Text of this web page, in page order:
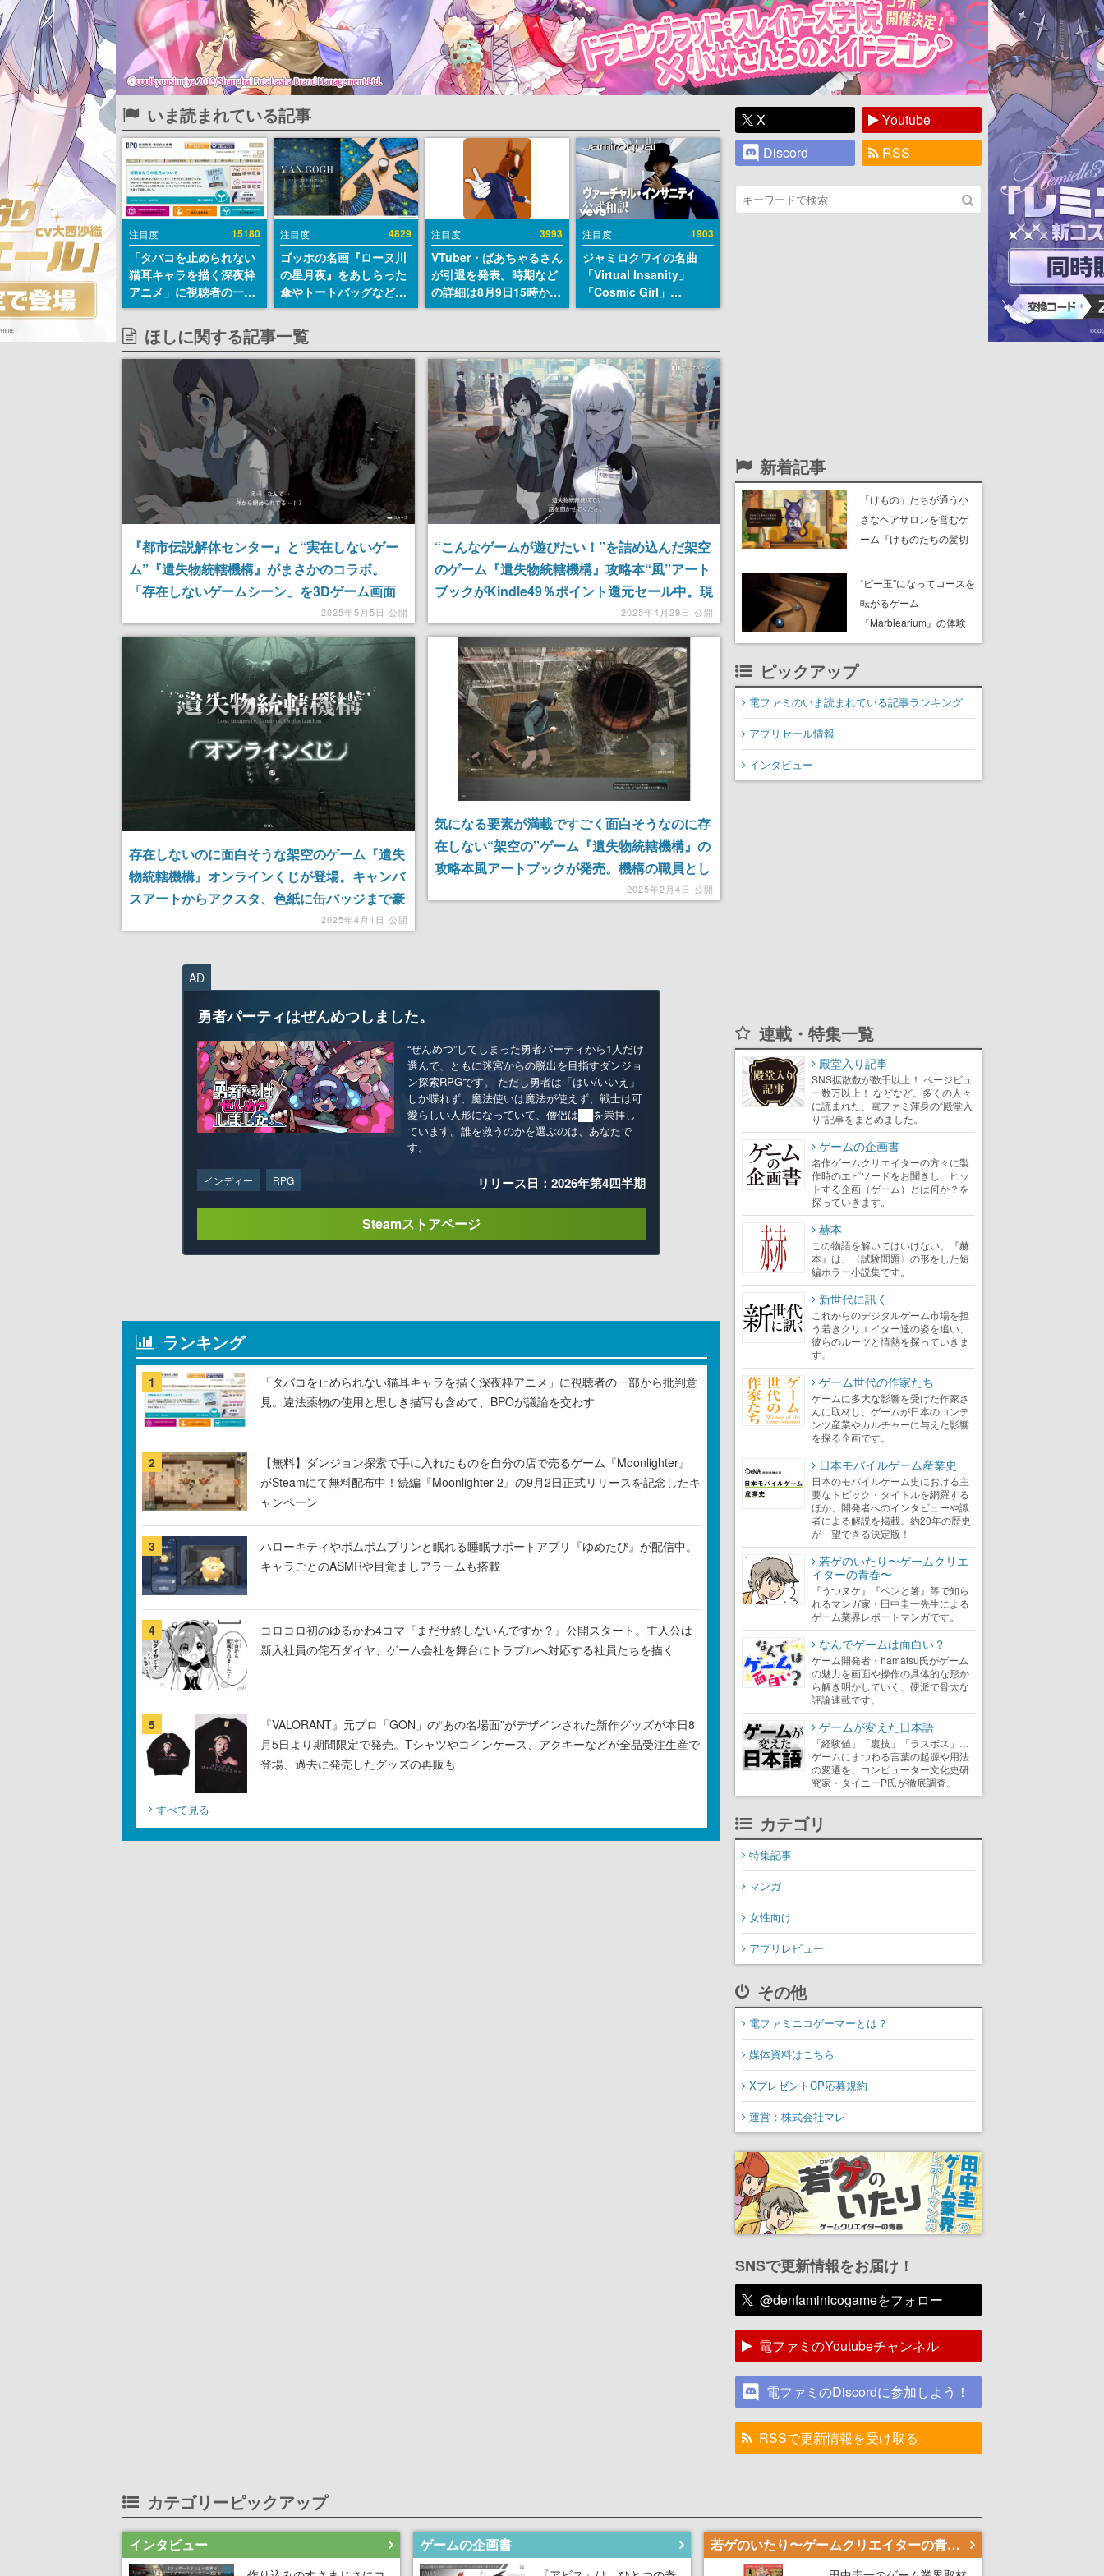
いま読まれている記事
注目度 15180
「タバコを止められない
猫耳キャラを描く深夜枠
アニメ」に視聴者の一部
から批判意見。違法薬物
の使用と思しき描写も含
めて、BPOが議論を交わ
す
注目度 4829
ゴッホの名画『ローヌ川
の星月夜』をあしらった
傘やトートバッグなどが
登場。8月7日21時より2
日間限定で予約販売
注目度 3993
VTuber・ばあちゃるさん
が引退を発表。時期など
の詳細は8月9日15時から
の配信で説明
注目度 1903
ジャミロクワイの名曲
「Virtual Insanity」
「Cosmic Girl」
「Canned Heat」公式日
SONIC 2026」での9年ぶ
りとなる日本公演を記念
して
ほしに関する記事一覧
『都市伝説解体センター』と“実在しないゲー
ム”『遺失物統轄機構』がまさかのコラボ。
「存在しないゲームシーン」を3Dゲーム画面
2025年5月5日 公開
“こんなゲームが遊びたい！”を詰め込んだ架空
のゲーム『遺失物統轄機構』攻略本“風”アート
ブックがKindle49％ポイント還元セール中。現
代の都市を舞台に、「遺失物」とよばれる怪異
と戦うRPG（という妄想）
2025年4月29日 公開
存在しないのに面白そうな架空のゲーム『遺失
物統轄機構』オンラインくじが登場。キャンバ
スアートからアクスタ、色紙に缶バッジまで豪
華ビジュアルを活用した商品が多数。あと足り
2025年4月1日 公開
気になる要素が満載ですごく面白そうなのに存
在しない“架空の”ゲーム『遺失物統轄機構』の
攻略本風アートブックが発売。機構の職員とし
てとある高校に潜入し、“遺失物”と呼ばれる怪
2025年2月4日 公開
AD
勇者パーティはぜんめつしました。
“ぜんめつ”してしまった勇者パーティから1人だけ
選んで、ともに迷宮からの脱出を目指すダンジョ
ン探索RPGです。 ただし勇者は「はい/いいえ」
しか喋れず、魔法使いは魔法が使えず、戦士は可
愛らしい人形になっていて、僧侶は██を崇拝し
ています。誰を救うのかを選ぶのは、あなたで
す。
インディー RPG リリース日：2026年第4四半期
Steamストアページ
ランキング
1
「タバコを止められない猫耳キャラを描く深夜枠アニメ」に視聴者の一部から批判意
見。違法薬物の使用と思しき描写も含めて、BPOが議論を交わす
2
【無料】ダンジョン探索で手に入れたものを自分の店で売るゲーム『Moonlighter』
がSteamにて無料配布中！続編『Moonlighter 2』の9月2日正式リリースを記念したキ
ャンペーン
3
ハローキティやポムポムプリンと眠れる睡眠サポートアプリ『ゆめたび』が配信中。
キャラごとのASMRや目覚ましアラームも搭載
4
コロコロ初のゆるかわ4コマ『まだサ終しないんですか？』公開スタート。主人公は
新入社員の侘石ダイヤ、ゲーム会社を舞台にトラブルへ対応する社員たちを描く
5
『VALORANT』元プロ「GON」の“あの名場面”がデザインされた新作グッズが本日8
月5日より期間限定で発売。Tシャツやコインケース、アクキーなどが全品受注生産で
登場、過去に発売したグッズの再販も
すべて見る
X
Youtube
Discord
RSS
新着記事
「けもの」たちが通う小
さなヘアサロンを営むゲ
ーム『けものたちの髪切
始。悩みを持ったお客様
と会話を交わし“本当に望
んでる髪型”を見つけ出す
“ビー玉”になってコースを
転がるゲーム
『Marblearium』の体験
版がSteamで本日8月7日
ピックアップ
電ファミのいま読まれている記事ランキング
アプリセール情報
インタビュー
連載・特集一覧
殿堂入り記事
SNS拡散数が数千以上！ ページビュ
ー数万以上！ などなど。多くの人々
に読まれた、電ファミ渾身の“殿堂入
り”記事をまとめました。
ゲームの企画書
名作ゲームクリエイターの方々に製
作時のエピソードをお聞きし、ヒッ
トする企画（ゲーム）とは何か？を
探っていきます。
赫本
この物語を解いてはいけない。『赫
本』は、〈試験問題〉の形をした短
編ホラー小説集です。
新世代に訊く
これからのデジタルゲーム市場を担
う若きクリエイター達の姿を追い、
彼らのルーツと情熱を探っていきま
す。
ゲーム世代の作家たち
ゲームに多大な影響を受けた作家さ
んに取材し、ゲームが日本のコンテ
ンツ産業やカルチャーに与えた影響
を探る企画です。
日本モバイルゲーム産業史
日本のモバイルゲーム史における主
要なトピック・タイトルを網羅する
ほか、開発者へのインタビューや識
者による解説を掲載。約20年の歴史
が一望できる決定版！
若ゲのいたり〜ゲームクリエ
イターの青春〜
『うつヌケ』『ペンと箸』等で知ら
れるマンガ家・田中圭一先生による
ゲーム業界レポートマンガです。
なんでゲームは面白い？
ゲーム開発者・hamatsu氏がゲーム
の魅力を画面や操作の具体的な形か
ら解き明かしていく、硬派で骨太な
評論連載です。
ゲームが変えた日本語
「経験値」「裏技」「ラスボス」…
ゲームにまつわる言葉の起源や用法
の変遷を、コンピューター文化史研
究家・タイニーP氏が徹底調査。
カテゴリ
特集記事
マンガ
女性向け
アプリレビュー
その他
電ファミニコゲーマーとは？
媒体資料はこちら
XプレゼントCP応募規約
運営：株式会社マレ
SNSで更新情報をお届け！
@denfaminicogameをフォロー
電ファミのYoutubeチャンネル
電ファミのDiscordに参加しよう！
RSSで更新情報を受け取る
カテゴリーピックアップ
インタビュー ゲームの企画書 若ゲのいたり〜ゲームクリエイターの青春〜